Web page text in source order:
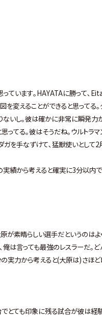
ています｡HAYATAに勝って､
変えることができると思って
ないし｡彼は確かに非常に瞬発
てる｡彼はそうだね｡ウルトラ
を手なずけて､猛獣使いとして2
績から考えると確実に3分以内
素晴らしい選手だというのは
は言っても最強のレスラーだ｡
実力から考えると(大原は)さほ
ても印象に残る試合が彼は経